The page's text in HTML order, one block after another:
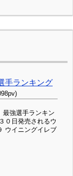
手ランキング
最強選手ランキン
０日発売されるウ
ウイニングイレブ